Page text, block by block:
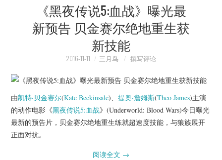
《黑夜传说5:血战》曝光最
新预告 贝金赛尔绝地重生获
新技能
2016-11-11 三月鸟 撰写评论
由凯特·贝金赛尔(Kate Beckinsale)、提奥·詹姆斯(Theo James)主演
的动作电影《黑夜传说5:血战》(Underworld: Blood Wars)今日曝光
最新的预告片，贝金赛尔绝地重生练就超速度技能，与狼族展开
正面对抗。
阅读全文 →